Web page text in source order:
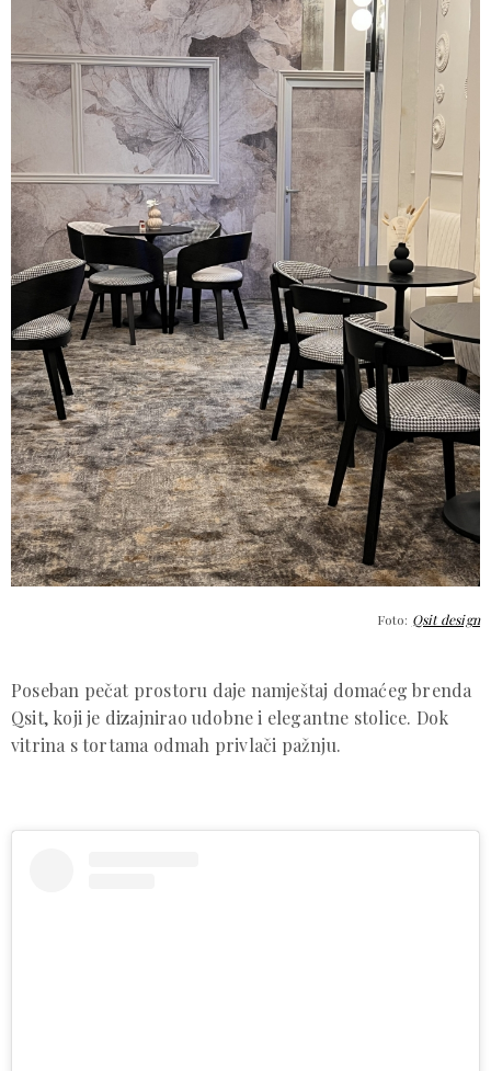
Foto: Qsit design
Poseban pečat prostoru daje namještaj domaćeg brenda
Qsit, koji je dizajnirao udobne i elegantne stolice. Dok
vitrina s tortama odmah privlači pažnju.